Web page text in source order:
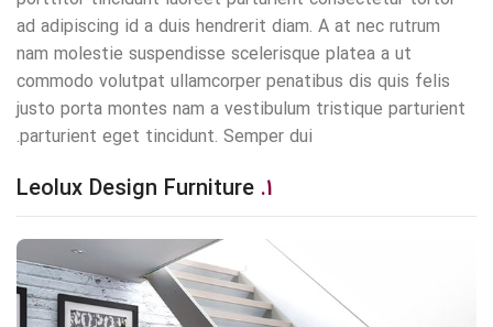
ad adipiscing id a duis hendrerit diam. A at nec rutrum
nam molestie suspendisse scelerisque platea a ut
commodo volutpat ullamcorper penatibus dis quis felis
justo porta montes nam a vestibulum tristique parturient
parturient eget tincidunt. Semper dui.
1.